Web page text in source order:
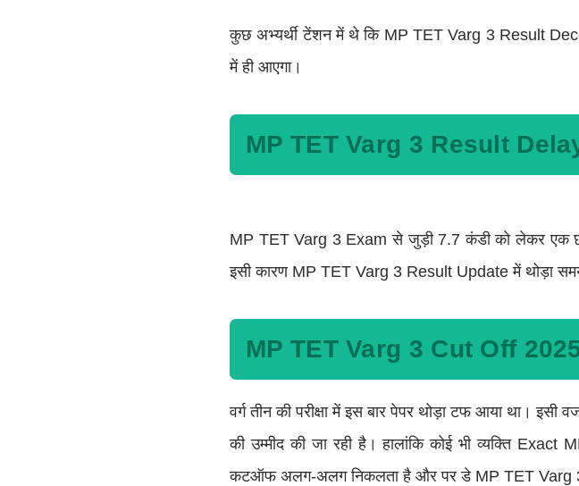
कुछ अभ्यर्थी टेंशन में थे कि MP TET Varg 3 Result
में ही आएगा।
MP TET Varg 3 Result
MP TET Varg 3 Exam से जुड़ी 7.7 कंडी को लेकर एक
इसी कारण MP TET Varg 3 Result Update में थोड़ा
MP TET Varg 3 Cut Off
वर्ग तीन की परीक्षा में इस बार पेपर थोड़ा टफ आया था।
की उम्मीद की जा रही है। हालांकि कोई भी व्यक्ति
कटऑफ अलग-अलग निकलता है और पर डे MP TET Varg 3